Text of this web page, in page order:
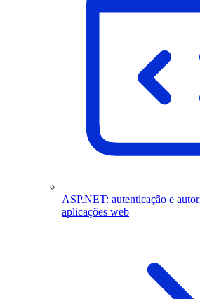
ASP.NET: autenticação e
aplicações web